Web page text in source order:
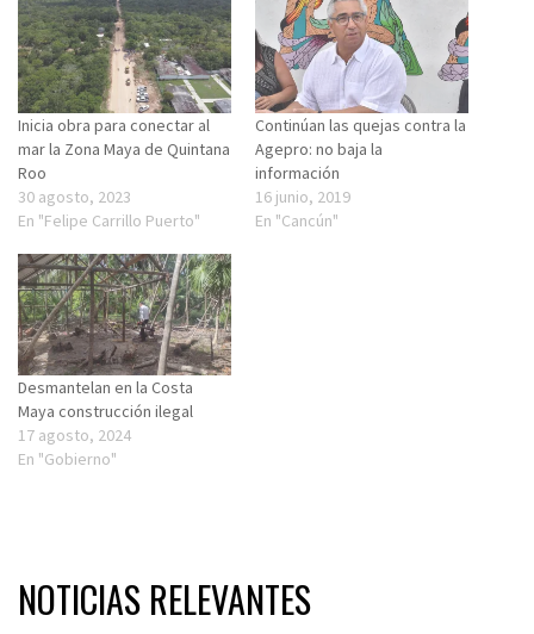
Inicia obra para conectar al
mar la Zona Maya de Quintana
Roo
30 agosto, 2023
En "Felipe Carrillo Puerto"
Continúan las quejas contra la
Agepro: no baja la
información
16 junio, 2019
En "Cancún"
Desmantelan en la Costa
Maya construcción ilegal
17 agosto, 2024
En "Gobierno"
NOTICIAS RELEVANTES